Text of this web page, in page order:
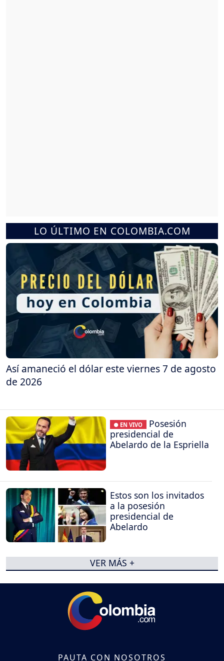
LO ÚLTIMO EN COLOMBIA.COM
Así amaneció el dólar este viernes 7 de agosto
de 2026
● EN VIVO
Posesión
presidencial de
Abelardo de la Espriella
Estos son los invitados
a la posesión
presidencial de
Abelardo
VER MÁS +
PAUTA CON NOSOTROS